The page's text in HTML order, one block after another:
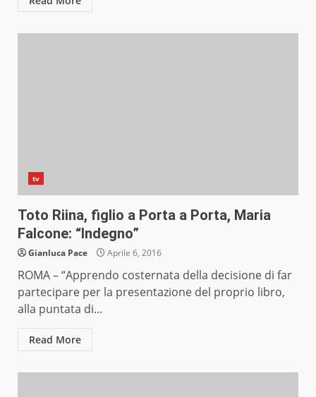
tv
Toto Riina, figlio a Porta a Porta, Maria
Falcone: “Indegno”
Gianluca Pace Aprile 6, 2016
ROMA – “Apprendo costernata della decisione di far
partecipare per la presentazione del proprio libro,
alla puntata di...
Read More